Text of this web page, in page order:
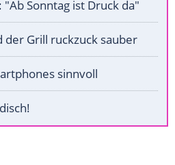
Sonntag ist Druck da"
der Grill ruckzuck sauber
sinnvoll